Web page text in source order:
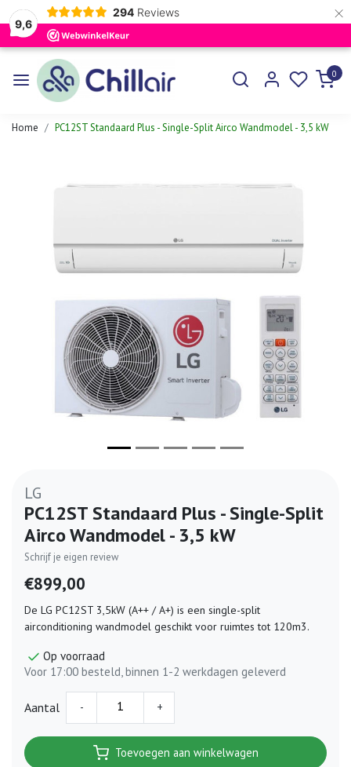
9,6
294 Reviews ×
0
Home PC12ST Standaard Plus - Single-Split Airco Wandmodel - 3,5 kW
LG
PC12ST Standaard Plus - Single-Split
Airco Wandmodel - 3,5 kW
Schrijf je eigen review
€899,00
De LG PC12ST 3,5kW (A++ / A+) is een single-split
airconditioning wandmodel geschikt voor ruimtes tot 120m3.
Op voorraad
Voor 17:00 besteld, binnen 1-2 werkdagen geleverd
Aantal - +
Toevoegen aan winkelwagen